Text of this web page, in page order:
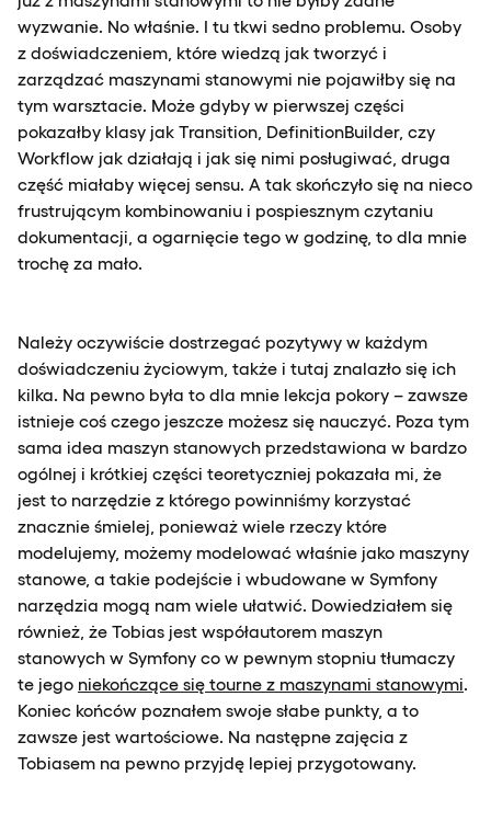
wyzwanie. No właśnie. I tu tkwi sedno problemu. Osoby
z doświadczeniem, które wiedzą jak tworzyć i
zarządzać maszynami stanowymi nie pojawiłby się na
tym warsztacie. Może gdyby w pierwszej części
pokazałby klasy jak Transition, DefinitionBuilder, czy
Workflow jak działają i jak się nimi posługiwać, druga
część miałaby więcej sensu. A tak skończyło się na nieco
frustrującym kombinowaniu i pospiesznym czytaniu
dokumentacji, a ogarnięcie tego w godzinę, to dla mnie
trochę za mało.
Należy oczywiście dostrzegać pozytywy w każdym
doświadczeniu życiowym, także i tutaj znalazło się ich
kilka. Na pewno była to dla mnie lekcja pokory – zawsze
istnieje coś czego jeszcze możesz się nauczyć. Poza tym
sama idea maszyn stanowych przedstawiona w bardzo
ogólnej i krótkiej części teoretyczniej pokazała mi, że
jest to narzędzie z którego powinniśmy korzystać
znacznie śmielej, ponieważ wiele rzeczy które
modelujemy, możemy modelować właśnie jako maszyny
stanowe, a takie podejście i wbudowane w Symfony
narzędzia mogą nam wiele ułatwić. Dowiedziałem się
również, że Tobias jest współautorem maszyn
stanowych w Symfony co w pewnym stopniu tłumaczy
te jego niekończące się tourne z maszynami stanowymi.
Koniec końców poznałem swoje słabe punkty, a to
zawsze jest wartościowe. Na następne zajęcia z
Tobiasem na pewno przyjdę lepiej przygotowany.